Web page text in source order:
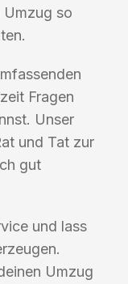
Umzug so
Fragen
Unser
und Tat zur
gut
und lass
Umzug